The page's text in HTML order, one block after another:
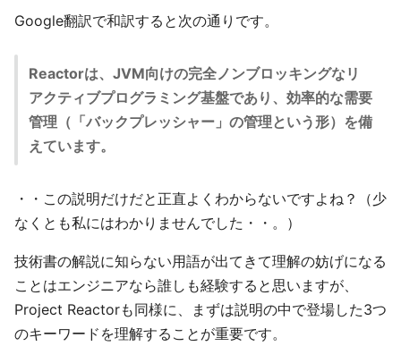
Google翻訳で和訳すると次の通りです。
Reactorは、JVM向けの完全ノンブロッキングなリ
アクティブプログラミング基盤であり、効率的な需要
管理（「バックプレッシャー」の管理という形）を備
えています。
・・この説明だけだと正直よくわからないですよね？（少
なくとも私にはわかりませんでした・・。）
技術書の解説に知らない用語が出てきて理解の妨げになる
ことはエンジニアなら誰しも経験すると思いますが、
Project Reactorも同様に、まずは説明の中で登場した3つ
のキーワードを理解することが重要です。